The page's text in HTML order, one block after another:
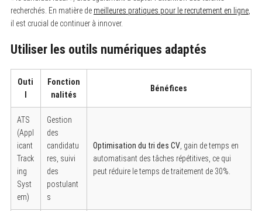
recherchés. En matière de meilleures pratiques pour le recrutement en ligne,
il est crucial de continuer à innover.
Utiliser les outils numériques adaptés
Outi
l
Fonction
nalités
Bénéfices
ATS
(Appl
icant
Track
ing
Syst
em)
Gestion
des
candidatu
res, suivi
des
postulant
s
Optimisation du tri des CV, gain de temps en
automatisant des tâches répétitives, ce qui
peut réduire le temps de traitement de 30%.